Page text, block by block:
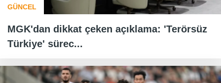
GÜNCEL
MGK'dan dikkat çeken açıklama: 'Terörsüz
Türkiye' sürec...